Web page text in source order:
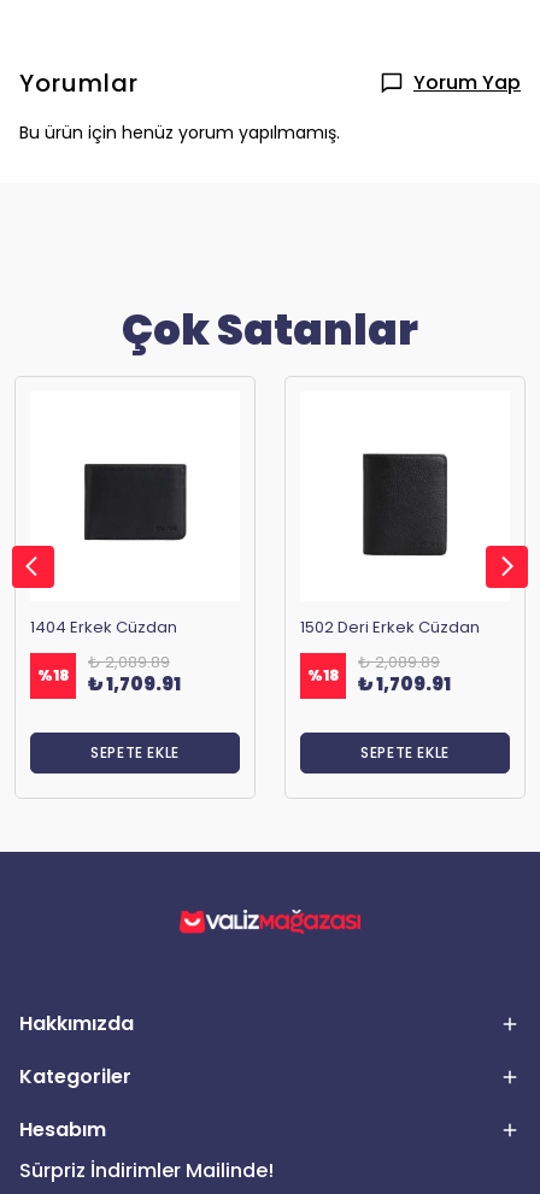
Yorumlar Yorum Yap
Bu ürün için henüz yorum yapılmamış.
Çok Satanlar
1404 Erkek Cüzdan
%18
₺ 2,089.89
₺ 1,709.91
SEPETE EKLE
1502 Deri Erkek Cüzdan
%18
₺ 2,089.89
₺ 1,709.91
SEPETE EKLE
Hakkımızda
Kategoriler
Hesabım
Sürpriz İndirimler Mailinde!